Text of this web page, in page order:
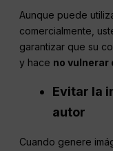
Aunque puede
comercialmente,
garantizar que su
y hace no vulnerar
Evitar la
autor
Cuando genere